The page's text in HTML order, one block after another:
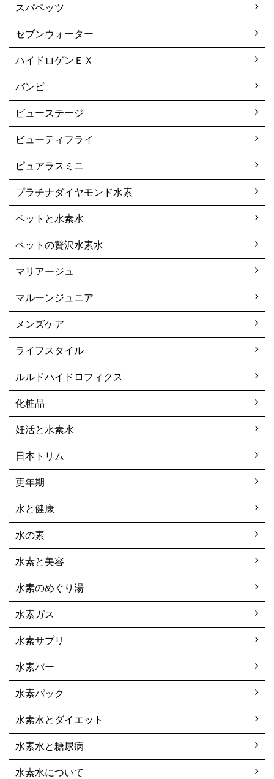
スパペッツ
セブンウォーター
ハイドロゲンＥＸ
バンビ
ビューステージ
ビューティフライ
ピュアラスミニ
プラチナダイヤモンド水素
ペットと水素水
ペットの贅沢水素水
マリアージュ
マルーンジュニア
メンズケア
ライフスタイル
ルルドハイドロフィクス
化粧品
妊活と水素水
日本トリム
更年期
水と健康
水の素
水素と美容
水素のめぐり湯
水素ガス
水素サプリ
水素バー
水素パック
水素水とダイエット
水素水と糖尿病
水素水について